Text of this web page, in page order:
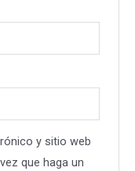
y sitio web
que haga un